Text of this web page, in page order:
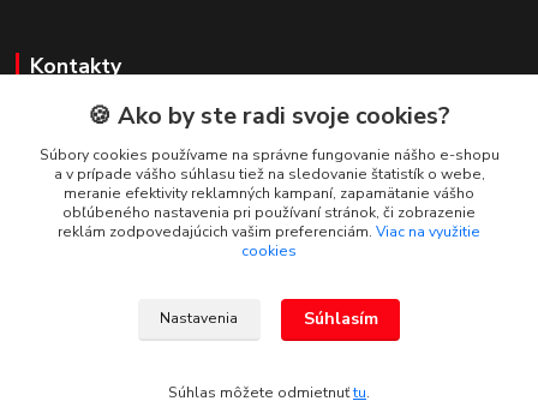
Kontakty
Zákaznícka podpora
+421 908 479 200
info@ludovymotiv.sk
Dvorščáková, Za vodou 1388/12, 064 01 Stará Ľubovňa, info@ludovymotiv.sk
🍪 Ako by ste radi svoje cookies?
Súbory cookies používame na správne fungovanie nášho e-shopu
a v prípade vášho súhlasu tiež na sledovanie štatistík o webe,
meranie efektivity reklamných kampaní, zapamätanie vášho
obľúbeného nastavenia pri používaní stránok, či zobrazenie
reklám zodpovedajúcich vašim preferenciám. Viac na využitie
cookies
Nastavenia Súhlasím
Súhlas môžete odmietnuťtu.